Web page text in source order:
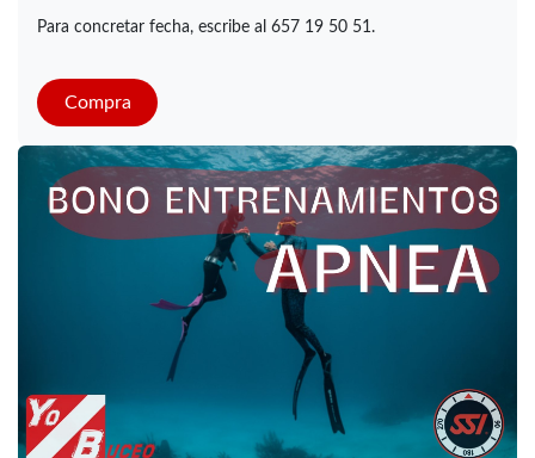
Para concretar fecha, escribe al 657 19 50 51.
Compra